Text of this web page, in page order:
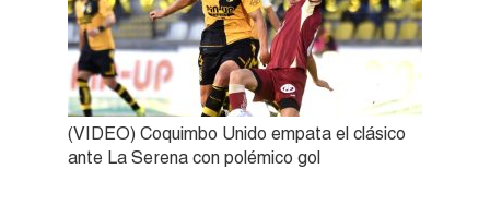
(VIDEO) Coquimbo Unido empata el clásico
ante La Serena con polémico gol